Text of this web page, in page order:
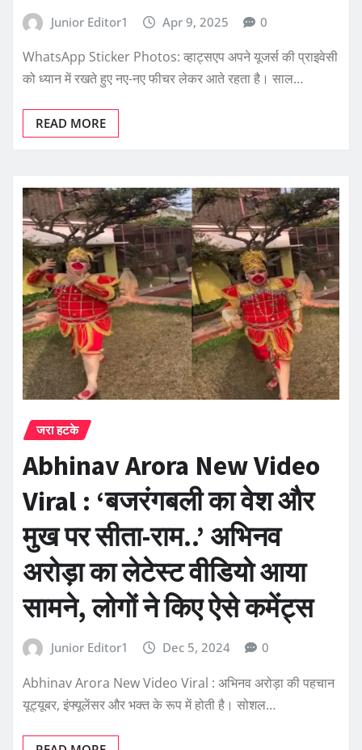
Junior Editor1 Apr 9, 2025 0
WhatsApp Sticker Photos: व्हाट्सएप अपने यूजर्स की प्राइवेसी
को ध्यान में रखते हुए नए-नए फीचर लेकर आते रहता है। साल…
READ MORE
जरा हटके
Abhinav Arora New Video
Viral : ‘बजरंगबली का वेश और
मुख पर सीता-राम..’ अभिनव
अरोड़ा का लेटेस्ट वीडियो आया
सामने, लोगों ने किए ऐसे कमेंट्स
Junior Editor1 Dec 5, 2024 0
Abhinav Arora New Video Viral : अभिनव अरोड़ा की पहचान
यूट्यूबर, इंफ्यूलेंसर और भक्त के रूप में होती है। सोशल…